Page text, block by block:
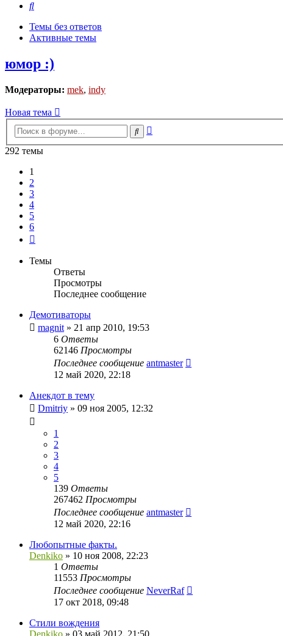
Поиск
Темы без ответов
Активные темы
юмор :)
Модераторы: mek, indy
Новая тема
Поиск
292 темы
1
2
3
4
5
6
Темы
Ответы
Просмотры
Последнее сообщение
Демотиваторы
magnit » 21 апр 2010, 19:53
6 Ответы
62146 Просмотры
Последнее сообщение antmaster
12 май 2020, 22:18
Анекдот в тему
Dmitriy » 09 ноя 2005, 12:32
1
2
3
4
5
139 Ответы
267462 Просмотры
Последнее сообщение antmaster
12 май 2020, 22:16
Любопытные факты.
Denkiko » 10 ноя 2008, 22:23
1 Ответы
11553 Просмотры
Последнее сообщение NeverRaf
17 окт 2018, 09:48
Стили вождения
Denkiko » 03 май 2012, 21:50